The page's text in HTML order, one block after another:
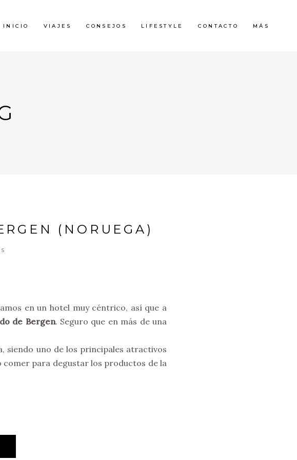
INICIO VIAJES CONSEJOS LIFESTYLE CONTACTO MÁS
(NORUEGA)
en un hotel muy céntrico, así que a
de Bergen. Seguro que en más de una
siendo uno de los principales atractivos
para degustar los productos de la